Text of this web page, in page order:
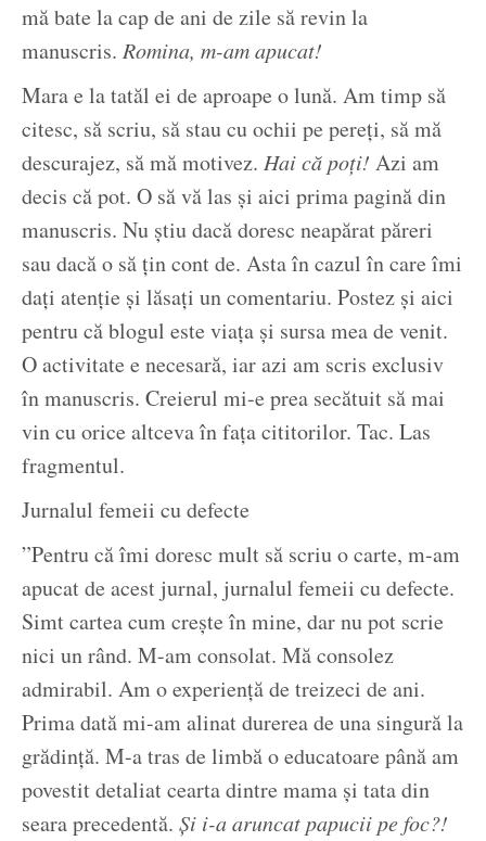
mă bate la cap de ani de zile să revin la
manuscris. Romina, m-am apucat!
Mara e la tatăl ei de aproape o lună. Am timp să
citesc, să scriu, să stau cu ochii pe pereți, să mă
descurajez, să mă motivez. Hai că poți! Azi am
decis că pot. O să vă las și aici prima pagină din
manuscris. Nu știu dacă doresc neapărat păreri
sau dacă o să țin cont de. Asta în cazul în care îmi
dați atenție și lăsați un comentariu. Postez și aici
pentru că blogul este viața și sursa mea de venit.
O activitate e necesară, iar azi am scris exclusiv
în manuscris. Creierul mi-e prea secătuit să mai
vin cu orice altceva în fața cititorilor. Tac. Las
fragmentul.
Jurnalul femeii cu defecte
”Pentru că îmi doresc mult să scriu o carte, m-am
apucat de acest jurnal, jurnalul femeii cu defecte.
Simt cartea cum crește în mine, dar nu pot scrie
nici un rând. M-am consolat. Mă consolez
admirabil. Am o experiență de treizeci de ani.
Prima dată mi-am alinat durerea de una singură la
grădință. M-a tras de limbă o educatoare până am
povestit detaliat cearta dintre mama și tata din
seara precedentă. Și i-a aruncat papucii pe foc?!